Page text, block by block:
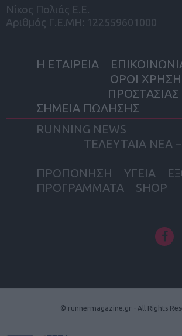
Νίκος Πολιάς Ε.Ε.
Αριθμός Γ.Ε.ΜΗ: 122559601000
Η ΕΤΑΙΡΕΙΑ
ΟΡΟΙ
ΣΗΜΕΙΑ ΠΩΛΗΣΗΣ
RUNNING NEWS
ΤΕΛΕΥΤΑΙΑ ΝΕΑ –
ΠΡΟΠΟΝΗΣΗ
ΥΓΕΙΑ
ΠΡΟΓΡΑΜΜΑΤΑ
SHOP
© runnermagazine.gr - All Rights